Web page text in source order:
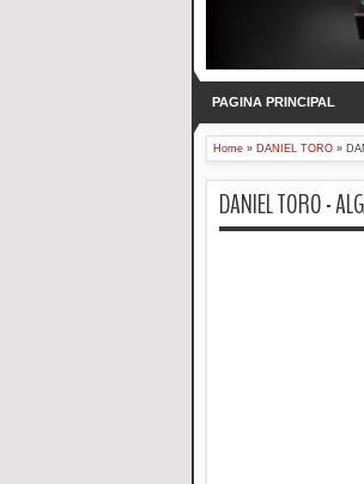
PAGINA PRINCIPAL
Home » DANIEL TORO »
DANIEL TORO -